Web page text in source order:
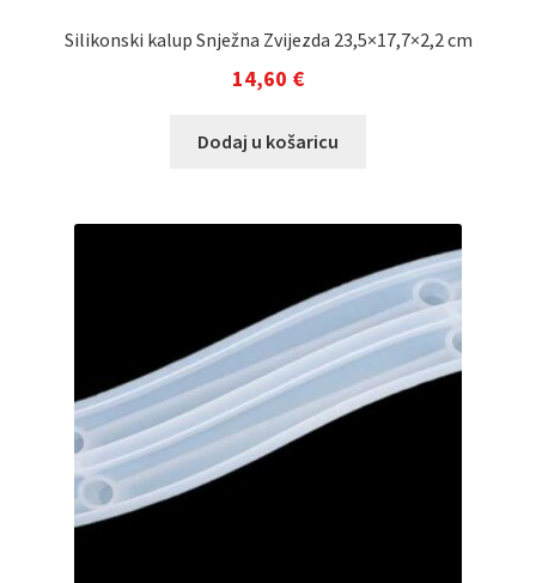
Silikonski kalup Snježna Zvijezda 23,5×17,7×2,2 cm
14,60 €
Dodaj u košaricu